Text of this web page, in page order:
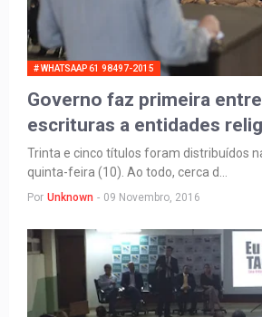
# WHATSAAP 61 98497-2015
Governo faz primeira
escrituras a entidades
Trinta e cinco títulos foram distribuídos
quinta-feira (10). Ao todo, cerca d…
Por Unknown - 09 Novembro, 2016